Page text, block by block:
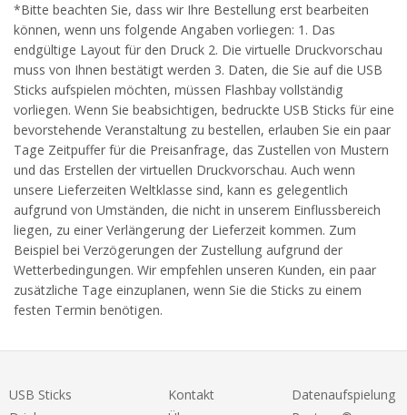
*Bitte beachten Sie, dass wir Ihre Bestellung erst bearbeiten
können, wenn uns folgende Angaben vorliegen: 1. Das
endgültige Layout für den Druck 2. Die virtuelle Druckvorschau
muss von Ihnen bestätigt werden 3. Daten, die Sie auf die USB
Sticks aufspielen möchten, müssen Flashbay vollständig
vorliegen. Wenn Sie beabsichtigen, bedruckte USB Sticks für eine
bevorstehende Veranstaltung zu bestellen, erlauben Sie ein paar
Tage Zeitpuffer für die Preisanfrage, das Zustellen von Mustern
und das Erstellen der virtuellen Druckvorschau. Auch wenn
unsere Lieferzeiten Weltklasse sind, kann es gelegentlich
aufgrund von Umständen, die nicht in unserem Einflussbereich
liegen, zu einer Verlängerung der Lieferzeit kommen. Zum
Beispiel bei Verzögerungen der Zustellung aufgrund der
Wetterbedingungen. Wir empfehlen unseren Kunden, ein paar
zusätzliche Tage einzuplanen, wenn Sie die Sticks zu einem
festen Termin benötigen.
USB Sticks
Kontakt
Datenaufspielung